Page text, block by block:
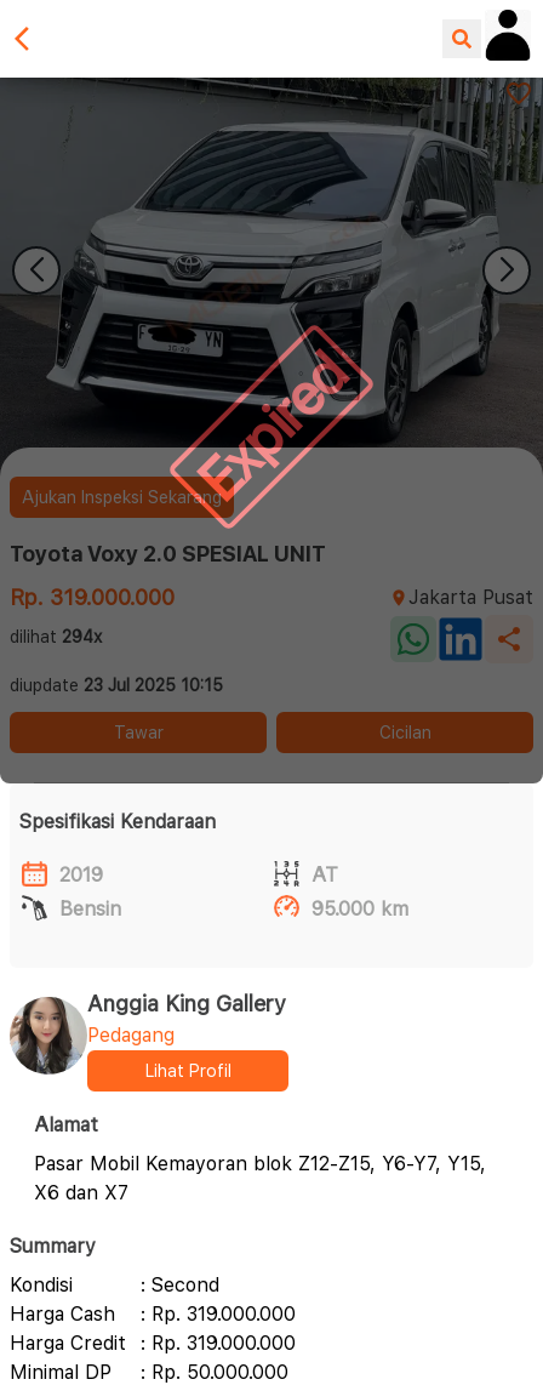
Expired
Ajukan Inspeksi Sekarang
Toyota Voxy 2.0 SPESIAL UNIT
Rp. 319.000.000
Jakarta Pusat
dilihat 294x
diupdate 23 Jul 2025 10:15
Tawar Cicilan
Spesifikasi Kendaraan
2019
AT
Bensin
95.000 km
Anggia King Gallery
Pedagang
Lihat Profil
Alamat
Pasar Mobil Kemayoran blok Z12-Z15, Y6-Y7, Y15,
X6 dan X7
Summary
Kondisi
: Second
Harga Cash
: Rp. 319.000.000
Harga Credit
: Rp. 319.000.000
Minimal DP
: Rp. 50.000.000